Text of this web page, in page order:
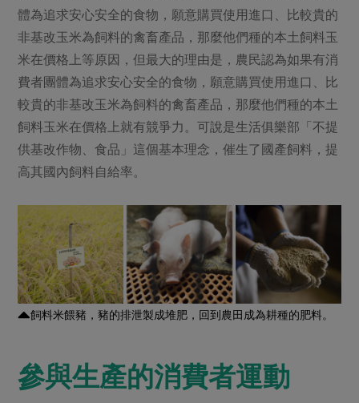
體為追求安心安全的食物，願意購買使用進口、比較貴的
非基改玉米為飼料的禽畜產品，那麼他們種的本土飼料玉
米在價格上等原因，但最大的理由是，農民認為如果有消
費者團體為追求安心安全的食物，願意購買使用進口、比
較貴的非基改玉米為飼料的禽畜產品，那麼他們種的本土
飼料玉米在價格上就有競爭力。可說是生活俱樂部「不提
供基改作物、食品」這個基本理念，催生了國產飼料，提
高其國內飼料自給率。
飼料米餵豬，豬的排泄製成堆肥，回到農田成為耕種的肥料。
參與生產的消費者運動